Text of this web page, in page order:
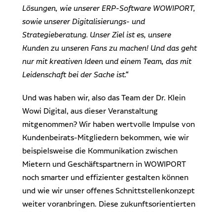
Lösungen, wie unserer ERP-Software WOWIPORT,
sowie unserer Digitalisierungs- und
Strategieberatung. Unser Ziel ist es, unsere
Kunden zu unseren Fans zu machen! Und das geht
nur mit kreativen Ideen und einem Team, das mit
Leidenschaft bei der Sache ist.“
Und was haben wir, also das Team der Dr. Klein
Wowi Digital, aus dieser Veranstaltung
mitgenommen? Wir haben wertvolle Impulse von
Kundenbeirats-Mitgliedern bekommen, wie wir
beispielsweise die Kommunikation zwischen
Mietern und Geschäftspartnern in WOWIPORT
noch smarter und effizienter gestalten können
und wie wir unser offenes Schnittstellenkonzept
weiter voranbringen. Diese zukunftsorientierten